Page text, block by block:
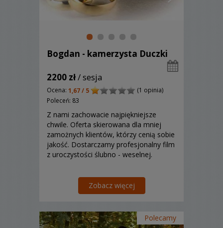
Bogdan - kamerzysta Duczki
2200 zł/ sesja
Ocena: 1,67 / 5
(1 opinia)
Poleceń: 83
Z nami zachowacie najpiękniejsze
chwile. Oferta skierowana dla mniej
zamożnych klientów, którzy cenią sobie
jakość. Dostarczamy profesjonalny film
z uroczystości ślubno - weselnej.
Zobacz więcej
Polecamy